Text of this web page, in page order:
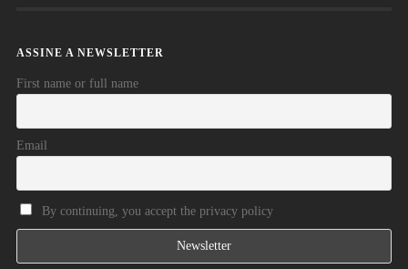
ASSINE A NEWSLETTER
First name or full name
Email
By continuing, you accept the privacy policy